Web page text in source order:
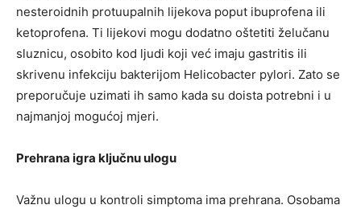
nesteroidnih protuupalnih lijekova poput ibuprofena ili
ketoprofena. Ti lijekovi mogu dodatno oštetiti želučanu
sluznicu, osobito kod ljudi koji već imaju gastritis ili
skrivenu infekciju bakterijom Helicobacter pylori. Zato se
preporučuje uzimati ih samo kada su doista potrebni i u
najmanjoj mogućoj mjeri.
Prehrana igra ključnu ulogu
Važnu ulogu u kontroli simptoma ima prehrana. Osobama